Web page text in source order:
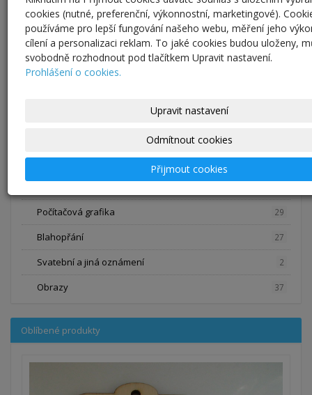
Kreativní potřeby a materiál, vinuté perle 75
Pomůcky na tkaní 24
Pletení z pedigu polotovary na hodiny
Vinuté perle vlastní výroby, jednotlivé kusy
Zdobení skla, výroba vinutek
Počítačová grafika 29
Blahopřání 27
Svatební a jiná oznámení 2
Obrazy 37
Oblíbené produkty
cookies (nutné, preferenční, výkonnostní, marketingové).
používáme pro lepší fungování našeho webu, měření jeho
cílení a personalizaci reklam. To jaké cookies budou uloženy,
svobodně rozhodnout pod tlačítkem Upravit nastavení.
Prohlášení o cookies.
Upravit nastavení
Odmítnout cookies
Přijmout cookies